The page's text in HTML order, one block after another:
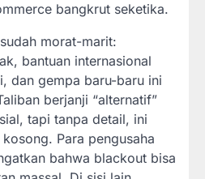
bangkrut seketika.
morat-marit:
bantuan internasional
dan gempa baru-baru ini
berjanji “alternatif”
tapi tanpa detail, ini
Para pengusaha
bahwa blackout bisa